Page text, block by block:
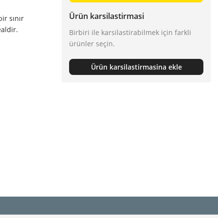
sınır
Ürün karsilastirmasi
Birbiri ile karsilastirabilmek için farkli
ürünler seçin.
Ürün karsilastirmasina ekle